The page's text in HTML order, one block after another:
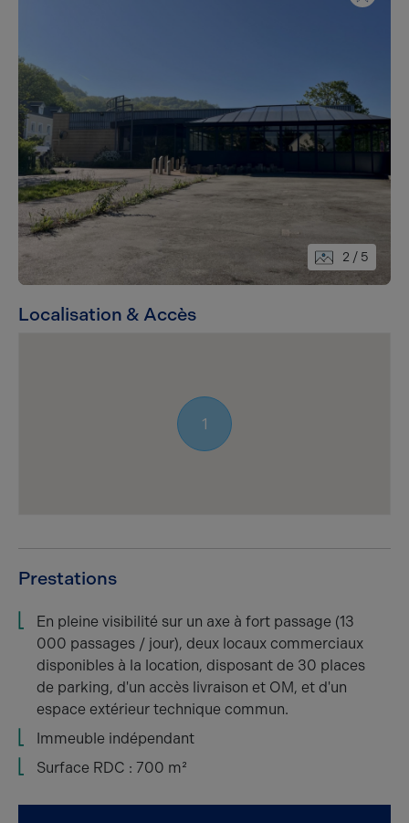
2 / 5
Localisation & Accès
1
Prestations
En pleine visibilité sur un axe à fort passage (13
000 passages / jour), deux locaux commerciaux
disponibles à la location, disposant de 30 places
de parking, d'un accès livraison et OM, et d'un
espace extérieur technique commun.
Immeuble indépendant
Surface RDC : 700 m²